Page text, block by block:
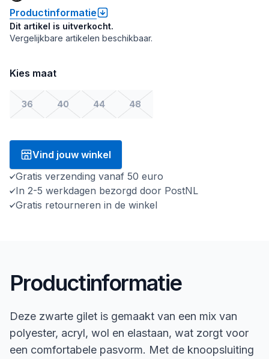
Productinformatie
Dit artikel is uitverkocht.
Vergelijkbare artikelen beschikbaar.
Kies maat
36 40 44 48
Vind jouw winkel
Gratis verzending vanaf 50 euro
In 2-5 werkdagen bezorgd door PostNL
Gratis retourneren in de winkel
Productinformatie
Deze zwarte gilet is gemaakt van een mix van
polyester, acryl, wol en elastaan, wat zorgt voor
een comfortabele pasvorm. Met de knoopsluiting